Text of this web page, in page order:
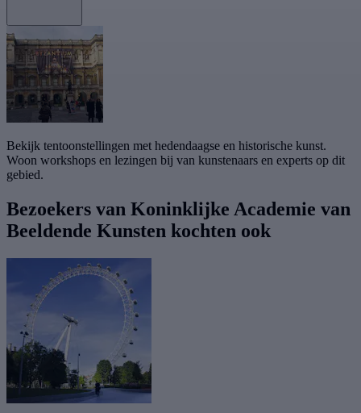
Bekijk tentoonstellingen met hedendaagse en historische kunst.
Woon workshops en lezingen bij van kunstenaars en experts op dit
gebied.
Bezoekers van Koninklijke Academie van
Beeldende Kunsten kochten ook